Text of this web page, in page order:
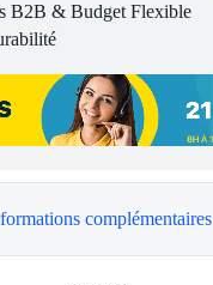
B2B & Budget Flexible
complémentaires